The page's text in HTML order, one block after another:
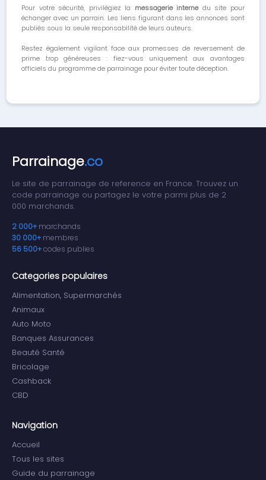
Pour votre sécurité, privilégiez la messagerie internedu site pour
échanger avec un parrain. Les liens figurant dans les annonces sont
publiés sous la seule responsabilité de leurs auteurs.
Restez également vigilant face aux promesses de reversement de
prime trop généreuses : fiez-vous uniquement aux avantages
officiels du programme de parrainage pour éviter toute déception.
Parrainage.co
Le site de parrainage de reference en France. Trouvez un
code parrainage ou partagez le votre parmi plus de 2
000 marchands.
2 000+ marchands
30 000+ membres
56 500+codes publies
Categories populaires
Alimentation, Supermarchés
Animaux
Auto Moto
Banques Assurances
Beauté Santé
Bricolage
Cashback
CBD
Navigation
Accueil
Tous les sites
Guide du parrainage